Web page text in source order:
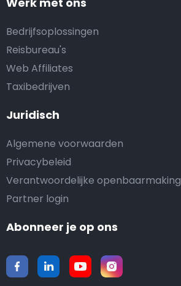
Bedrijfsoplossingen
Reisbureau's
Web Affiliates
Taxibedrijven
Juridisch
Algemene voorwaarden
Privacybeleid
Verantwoordelijke openbaarmaking
Partner login
Abonneer je op ons